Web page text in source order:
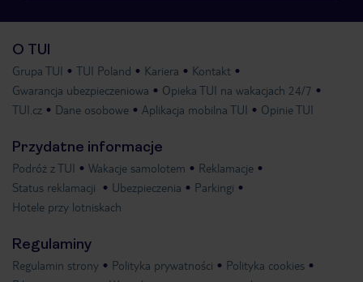
O TUI
Grupa TUI TUI Poland Kariera
Kontakt
Gwarancja ubezpieczeniowa
Opieka TUI na wakacjach 24/7
TUI.cz
Dane osobowe Aplikacja mobilna TUI Opinie TUI
Przydatne informacje
Podróż z TUI Wakacje samolotem
Reklamacje
Status reklamacji
Ubezpieczenia
Parkingi
Hotele przy lotniskach
Regulaminy
Regulamin strony Polityka prywatności
Polityka cookies